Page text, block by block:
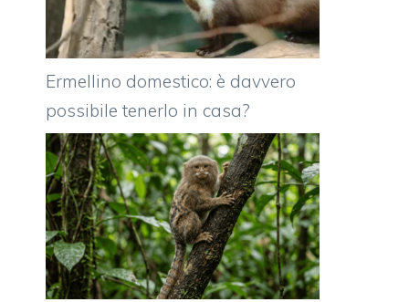
Ermellino domestico: è davvero
possibile tenerlo in casa?